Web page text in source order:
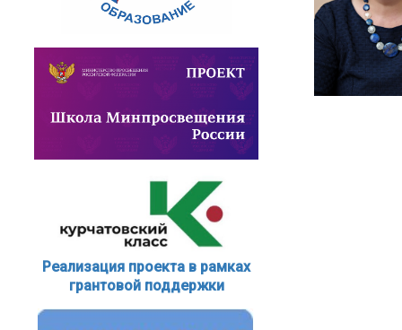
Реализация проекта в рамках
грантовой поддержки